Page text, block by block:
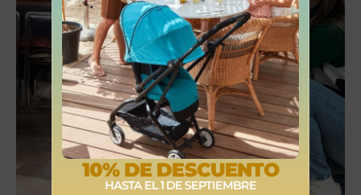
10% DE DESCUENTO
HASTA EL 1 DE SEPTIEMBRE